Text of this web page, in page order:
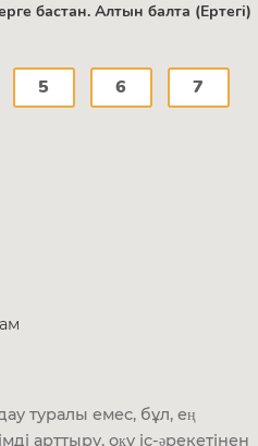
бастан. Алтын балта (Ертегі)
5 6 7
туралы емес, бұл, ең
арттыру, оқу іс-әрекетінен